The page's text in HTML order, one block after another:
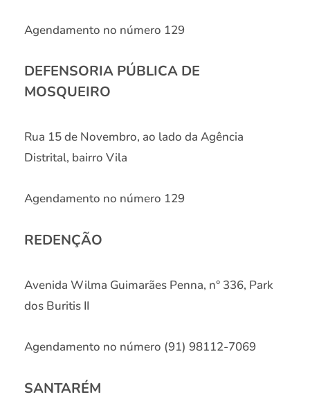
Agendamento no número 129
DEFENSORIA PÚBLICA DE
MOSQUEIRO
Rua 15 de Novembro, ao lado da Agência
Distrital, bairro Vila
Agendamento no número 129
REDENÇÃO
Avenida Wilma Guimarães Penna, n° 336, Park
dos Buritis II
Agendamento no número (91) 98112-7069
SANTARÉM